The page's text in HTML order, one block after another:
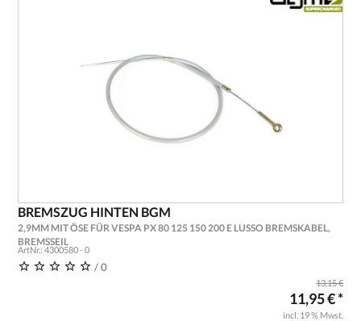
BREMSZUG HINTEN BGM
2,9MM MIT ÖSE FÜR VESPA PX 80 125 150 200 E LUSSO BREMSKABEL,
BREMSSEIL
ArtNr.: 4300580 - 0
/ 0
13,15 €
11,95 € *
incl. 19 % Mwst.